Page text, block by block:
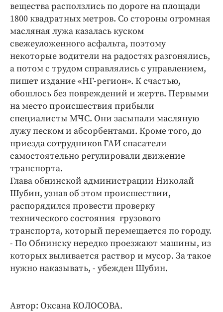
ПРОЕКТЫ
Блоги
Издания
Медиаперсона
Интересное чтиво
Клиника года
Бренд года
Работодатель года
вещества расползлись по дороге на площади
1800 квадратных метров. Со стороны огромная
масляная лужа казалась куском
свежеуложенного асфальта, поэтому
некоторые водители на радостях разгонялись,
а потом с трудом справлялись с управлением,
пишет издание «НГ-регион». К счастью,
обошлось без повреждений и жертв. Первыми
на место происшествия прибыли
специалисты МЧС. Они засыпали масляную
лужу песком и абсорбентами. Кроме того, до
приезда сотрудников ГАИ спасатели
самостоятельно регулировали движение
транспорта.
Глава обнинской администрации Николай
Шубин, узнав об этом происшествии,
распорядился провести проверку
технического состояния грузового
транспорта, который перемещается по городу.
- По Обнинску нередко проезжают машины, из
которых выливается раствор и мусор. За такое
нужно наказывать, - убежден Шубин.
Автор: Оксана КОЛОСОВА.